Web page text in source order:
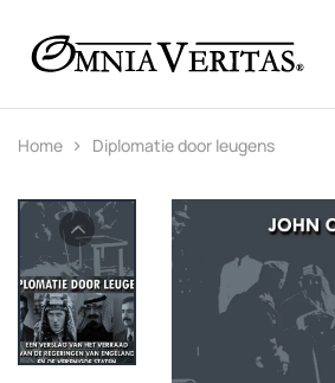
Home Diplomatie door leugens